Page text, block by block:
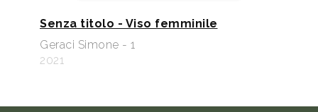
Senza titolo - Viso femminile
Geraci Simone - 1
2021